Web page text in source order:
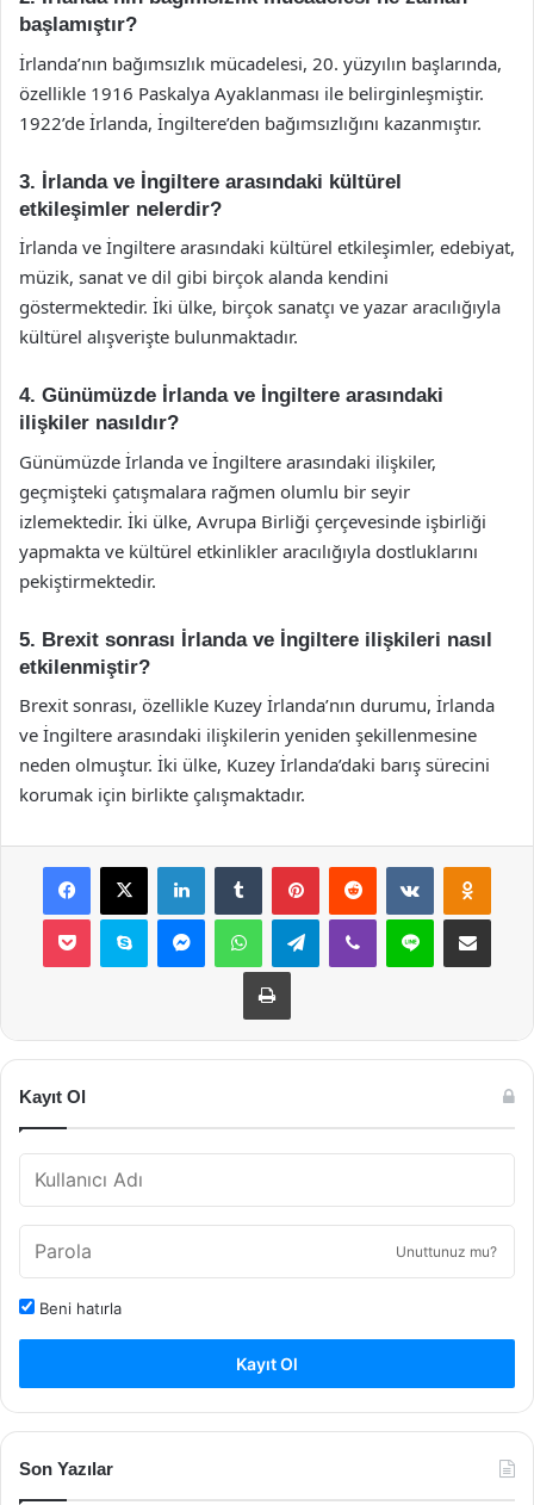
başlamıştır?
İrlanda’nın bağımsızlık mücadelesi, 20. yüzyılın başlarında,
özellikle 1916 Paskalya Ayaklanması ile belirginleşmiştir.
1922’de İrlanda, İngiltere’den bağımsızlığını kazanmıştır.
3. İrlanda ve İngiltere arasındaki kültürel
etkileşimler nelerdir?
İrlanda ve İngiltere arasındaki kültürel etkileşimler, edebiyat,
müzik, sanat ve dil gibi birçok alanda kendini
göstermektedir. İki ülke, birçok sanatçı ve yazar aracılığıyla
kültürel alışverişte bulunmaktadır.
4. Günümüzde İrlanda ve İngiltere arasındaki
ilişkiler nasıldır?
Günümüzde İrlanda ve İngiltere arasındaki ilişkiler,
geçmişteki çatışmalara rağmen olumlu bir seyir
izlemektedir. İki ülke, Avrupa Birliği çerçevesinde işbirliği
yapmakta ve kültürel etkinlikler aracılığıyla dostluklarını
pekiştirmektedir.
5. Brexit sonrası İrlanda ve İngiltere ilişkileri nasıl
etkilenmiştir?
Brexit sonrası, özellikle Kuzey İrlanda’nın durumu, İrlanda
ve İngiltere arasındaki ilişkilerin yeniden şekillenmesine
neden olmuştur. İki ülke, Kuzey İrlanda’daki barış sürecini
korumak için birlikte çalışmaktadır.
Facebook
X LinkedInTumblr PinterestReddit VKontakte
Pocket Skype MessengerWhatsAppTelegramViber Line E-Posta ile
Yazdır
Kayıt Ol
Unuttunuz mu?
Beni hatırla
Kayıt Ol
Son Yazılar